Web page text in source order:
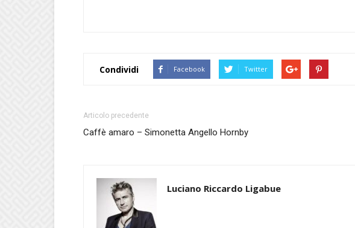
Condividi Facebook Twitter
Articolo precedente
Caffè amaro – Simonetta Angello Hornby
Luciano Riccardo Ligabue